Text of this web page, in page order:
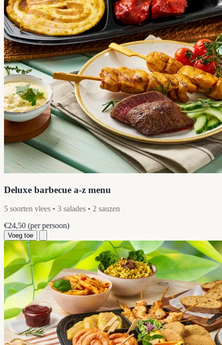
Deluxe barbecue a-z menu
5 soorten vlees • 3 salades • 2 sauzen
€24,50 (per persoon)
Voeg toe